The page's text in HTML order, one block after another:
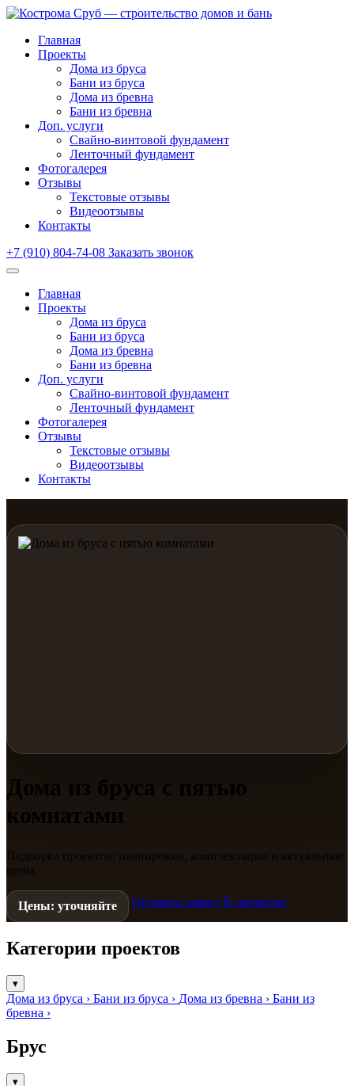
Главная
Проекты
Дома из бруса
Бани из бруса
Дома из бревна
Бани из бревна
Доп. услуги
Свайно-винтовой фундамент
Ленточный фундамент
Фотогалерея
Отзывы
Текстовые отзывы
Видеоотзывы
Контакты
+7 (910) 804-74-08 Заказать звонок
Главная
Проекты
Дома из бруса
Бани из бруса
Дома из бревна
Бани из бревна
Доп. услуги
Свайно-винтовой фундамент
Ленточный фундамент
Фотогалерея
Отзывы
Текстовые отзывы
Видеоотзывы
Контакты
Дома из бруса с пятью
комнатами
Подборка проектов: планировки, комплектации и актуальные
цены.
Цены: уточняйте Оставить заявку К проектам
Категории проектов
▾
Дома из бруса › Бани из бруса › Дома из бревна › Бани из
бревна ›
Брус
▾